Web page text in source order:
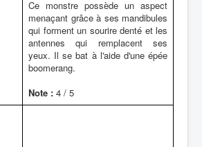
Ce monstre possède un aspect
menaçant grâce à ses mandibules
qui forment un sourire denté et les
antennes qui remplacent ses
yeux. Il se bat à l'aide d'une épée
boomerang.
Note : 4 / 5